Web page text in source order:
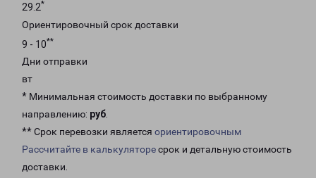
29.2*
Ориентировочный срок доставки
9 - 10**
Дни отправки
вт
* Минимальная стоимость доставки по выбранному
направлению: руб.
** Срок перевозки является ориентировочным
Рассчитайте в калькуляторесрок и детальную стоимость
доставки.